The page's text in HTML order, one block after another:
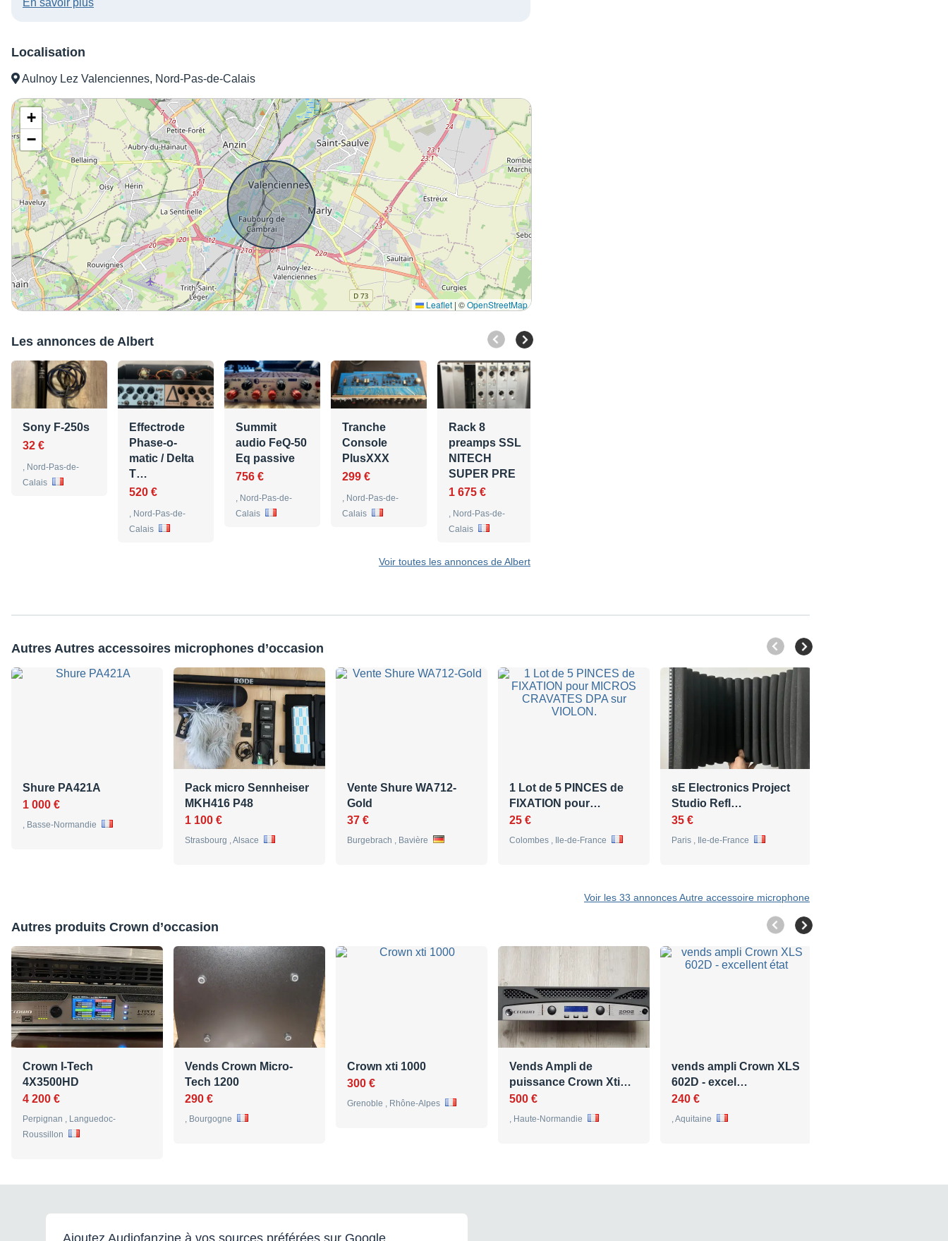
Localisation
Aulnoy Lez Valenciennes, Nord-Pas-de-Calais
+
−
Leaflet | ©OpenStreetMap
Les annonces de Albert
Sony F-250s
32 €
, Nord-Pas-de-
Calais
Effectrode
Phase-o-
matic / Delta
T…
520 €
, Nord-Pas-de-
Calais
Summit
audio FeQ-50
Eq passive
756 €
, Nord-Pas-de-
Calais
Tranche
Console
PlusXXX
299 €
, Nord-Pas-de-
Calais
Rack 8
preamps SSL
NITECH
SUPER PRE
1 675 €
, Nord-Pas-de-
Calais
Voir toutes les annonces de Albert
Autres Autres accessoires microphones d’occasion
Shure PA421A
1 000 €
, Basse-Normandie
Pack micro Sennheiser
MKH416 P48
1 100 €
Strasbourg , Alsace
Vente Shure WA712-
Gold
37 €
Burgebrach , Bavière
1 Lot de 5 PINCES de
FIXATION pour…
25 €
Colombes , Ile-de-France
sE Electronics Project
Studio Refl…
35 €
Paris , Ile-de-France
Voir les 33 annonces Autre accessoire microphone
Autres produits Crown d’occasion
Crown I-Tech
4X3500HD
4 200 €
Perpignan , Languedoc-
Roussillon
Vends Crown Micro-
Tech 1200
290 €
, Bourgogne
Crown xti 1000
300 €
Grenoble , Rhône-Alpes
Vends Ampli de
puissance Crown Xti…
500 €
, Haute-Normandie
vends ampli Crown XLS
602D - excel…
240 €
, Aquitaine
Ajoutez Audiofanzine à vos sources préférées sur Google